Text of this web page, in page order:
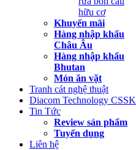
hữu cơ
Khuyến mãi
Hàng nhập khẩu
Châu Âu
Hàng nhập khẩu
Bhutan
Món ăn vặt
Tranh cát nghệ thuật
Diacom Technology CSSK
Tin Tức
Review sản phẩm
Tuyển dụng
Liên hệ